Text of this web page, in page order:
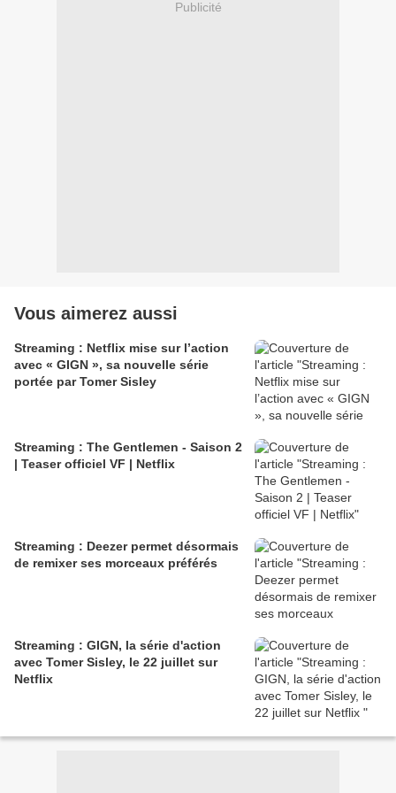
Publicité
Vous aimerez aussi
Streaming : Netflix mise sur l’action
avec « GIGN », sa nouvelle série
portée par Tomer Sisley
Streaming : The Gentlemen - Saison 2
| Teaser officiel VF | Netflix
Streaming : Deezer permet désormais
de remixer ses morceaux préférés
Streaming : GIGN, la série d'action
avec Tomer Sisley, le 22 juillet sur
Netflix